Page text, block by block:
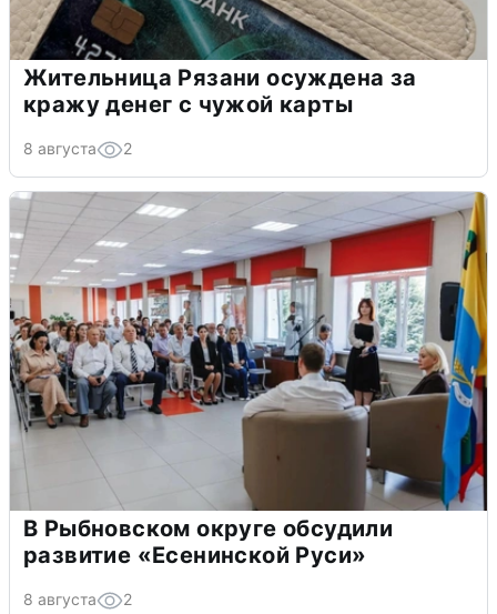
Жительница Рязани осуждена за
кражу денег с чужой карты
8 августа 2
В Рыбновском округе обсудили
развитие «Есенинской Руси»
8 августа 2